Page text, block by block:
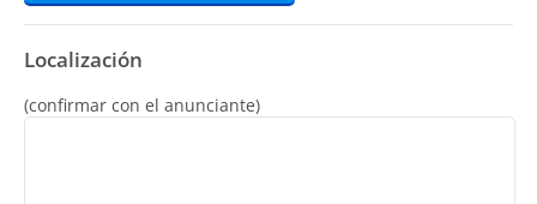
Localización
(confirmar con el anunciante)